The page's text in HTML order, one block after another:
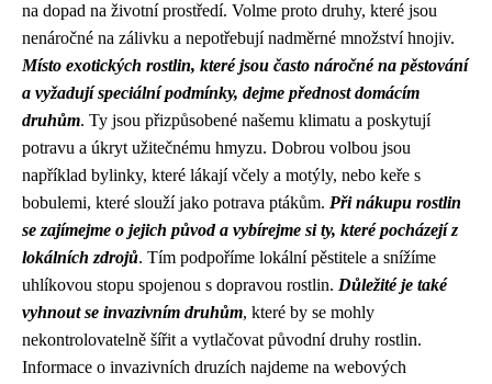
na dopad na životní prostředí. Volme proto druhy, které jsou
nenáročné na zálivku a nepotřebují nadměrné množství hnojiv.
Místo exotických rostlin, které jsou často náročné na pěstování
a vyžadují speciální podmínky, dejme přednost domácím
druhům. Ty jsou přizpůsobené našemu klimatu a poskytují
potravu a úkryt užitečnému hmyzu. Dobrou volbou jsou
například bylinky, které lákají včely a motýly, nebo keře s
bobulemi, které slouží jako potrava ptákům. Při nákupu rostlin
se zajímejme o jejich původ a vybírejme si ty, které pocházejí z
lokálních zdrojů. Tím podpoříme lokální pěstitele a snížíme
uhlíkovou stopu spojenou s dopravou rostlin. Důležité je také
vyhnout se invazivním druhům, které by se mohly
nekontrolovatelně šířit a vytlačovat původní druhy rostlin.
Informace o invazivních druzích najdeme na webových